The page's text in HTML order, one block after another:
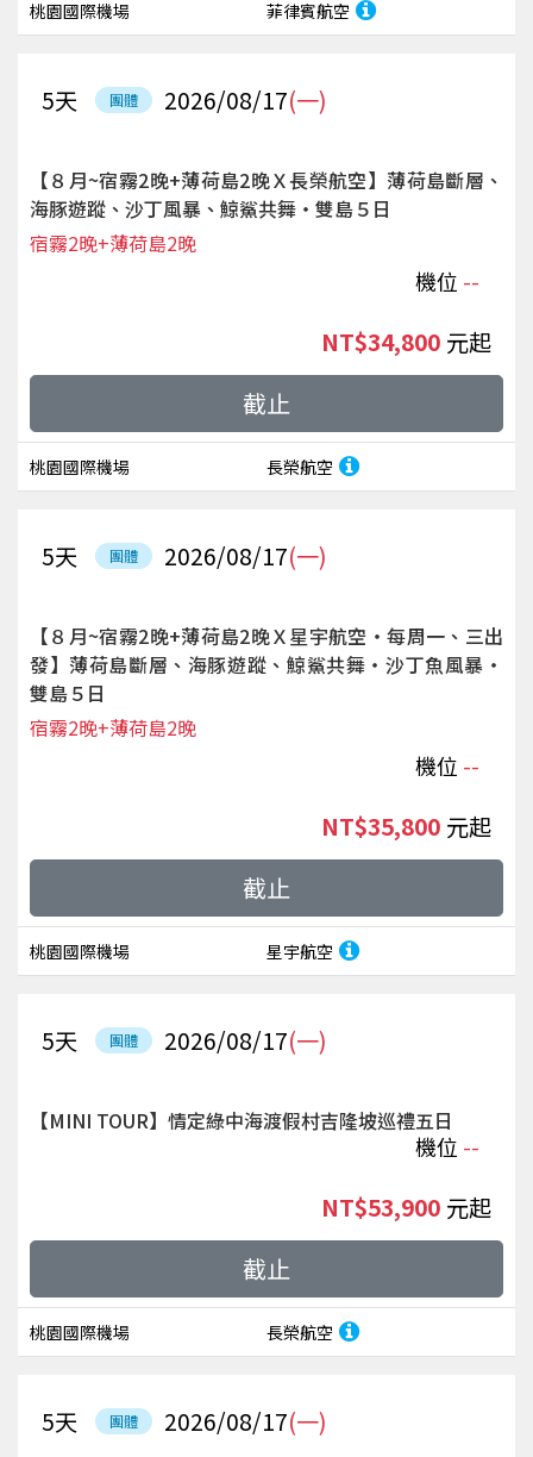
桃園國際機場 菲律賓航空
團體 2026/08/17(一)
5天
【８月~宿霧2晚+薄荷島2晚Ｘ長榮航空】薄荷島斷層、
海豚遊蹤、沙丁風暴、鯨鯊共舞‧雙島５日
機位 --
宿霧2晚+薄荷島2晚
桃園國際機場 長榮航空
NT$34,800 起
截止
團體 2026/08/17(一)
5天
【８月~宿霧2晚+薄荷島2晚Ｘ星宇航空‧每周一、三出
發】薄荷島斷層、海豚遊蹤、鯨鯊共舞‧沙丁魚風暴‧
雙島５日
機位 --
宿霧2晚+薄荷島2晚
桃園國際機場 星宇航空
NT$35,800 起
截止
團體 2026/08/17(一)
5天
【MINI TOUR】情定綠中海渡假村吉隆坡巡禮五日
機位 --
桃園國際機場 長榮航空
NT$53,900 起
截止
團體 2026/08/17(一)
5天